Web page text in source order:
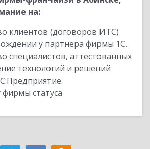
на:
клиентов (договоров ИТС)
у партнера фирмы 1С.
специалистов, аттестованных
технологий и решений
статуса